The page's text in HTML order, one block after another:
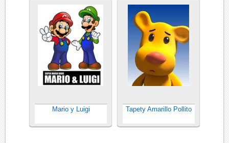
Mario y Luigi Tapety Amarillo Pollito